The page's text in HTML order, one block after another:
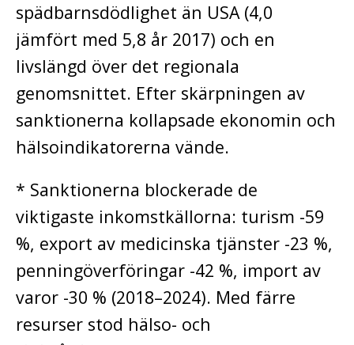
spädbarnsdödlighet än USA (4,0
jämfört med 5,8 år 2017) och en
livslängd över det regionala
genomsnittet. Efter skärpningen av
sanktionerna kollapsade ekonomin och
hälsoindikatorerna vände.
* Sanktionerna blockerade de
viktigaste inkomstkällorna: turism -59
%, export av medicinska tjänster -23 %,
penningöverföringar -42 %, import av
varor -30 % (2018–2024). Med färre
resurser stod hälso- och